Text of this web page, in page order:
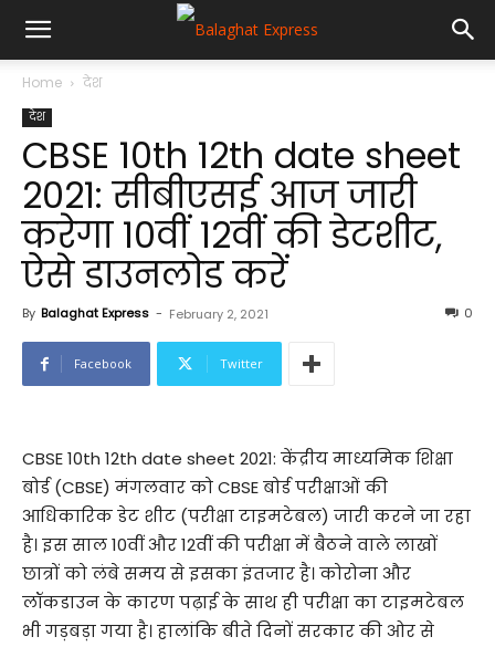
Home देश
देश
CBSE 10th 12th date sheet
2021: सीबीएसई आज जारी
करेगा 10वीं 12वीं की डेटशीट,
ऐसे डाउनलोड करें
By Balaghat Express - February 2, 2021 0
Facebook Twitter
CBSE 10th 12th date sheet 2021: केंद्रीय माध्यमिक शिक्षा
बोर्ड (CBSE) मंगलवार को CBSE बोर्ड परीक्षाओं की
आधिकारिक डेट शीट (परीक्षा टाइमटेबल) जारी करने जा रहा
है। इस साल 10वीं और 12वीं की परीक्षा में बैठने वाले लाखों
छात्रों को लंबे समय से इसका इंतजार है। कोरोना और
लॉकडाउन के कारण पढ़ाई के साथ ही परीक्षा का टाइमटेबल
भी गड़बड़ा गया है। हालांकि बीते दिनों सरकार की ओर से